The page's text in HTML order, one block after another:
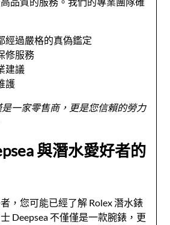
經過嚴格的真偽鑑定
修服務
建議
護
是一家零售商，更是您信賴的勞力
與潛水愛好者的
，您可能已經了解 Rolex 潛水錶
Deepsea 不僅僅是一款腕錶，更